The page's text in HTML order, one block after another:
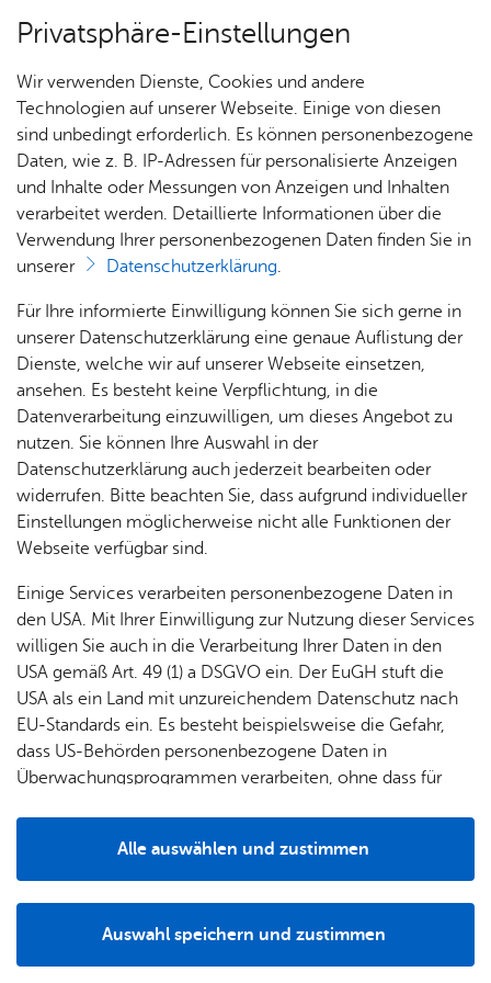
Nach­rich­ten
Nach­rich­ten
Don­ners­tag, 13. Fe­bru­ar 2025
Ka­te­go­rie:Feu­er­wehr,Ju­gend­feu­er­wehr
Gemeinsame Abnahme der
Jugendflamme Stufe 1
18 Teilnehmer aus den Jugendfeuerwehren
Friedrichshafen und Fischbach bestehen
erfolgreich die Jugendflamme Stufe 1.
Teil­neh­mer nach er­folg­rei­cher Prü­fung
Nach intensiven Vorbereitungen in den vergangenen
Wochen stand am 13. Februar für einige Mitglieder der
Jugendfeuerwehren Friedrichshafen und Fischbach die
Abnahme der Jugendflamme Stufe 1 auf dem Dienstplan.
Privatsphäre-Einstellungen
Wir verwenden Dienste, Cookies und andere
Technologien auf unserer Webseite. Einige von diesen
sind unbedingt erforderlich. Es können personenbezogene
Daten, wie z. B. IP-Adressen für personalisierte Anzeigen
und Inhalte oder Messungen von Anzeigen und Inhalten
verarbeitet werden. Detaillierte Informationen über die
Verwendung Ihrer personenbezogenen Daten finden Sie in
unserer
Datenschutzerklärung.
Für Ihre informierte Einwilligung können Sie sich gerne in
unserer Datenschutzerklärung eine genaue Auflistung der
Dienste, welche wir auf unserer Webseite einsetzen,
ansehen. Es besteht keine Verpflichtung, in die
Datenverarbeitung einzuwilligen, um dieses Angebot zu
nutzen. Sie können Ihre Auswahl in der
Datenschutzerklärung auch jederzeit bearbeiten oder
widerrufen. Bitte beachten Sie, dass aufgrund individueller
Einstellungen möglicherweise nicht alle Funktionen der
Webseite verfügbar sind.
Einige Services verarbeiten personenbezogene Daten in
den USA. Mit Ihrer Einwilligung zur Nutzung dieser Services
willigen Sie auch in die Verarbeitung Ihrer Daten in den
USA gemäß Art. 49 (1) a DSGVO ein. Der EuGH stuft die
USA als ein Land mit unzureichendem Datenschutz nach
EU-Standards ein. Es besteht beispielsweise die Gefahr,
dass US-Behörden personenbezogene Daten in
Überwachungsprogrammen verarbeiten, ohne dass für
Auswahl speichern und zustimmen
Alle auswählen und zustimmen